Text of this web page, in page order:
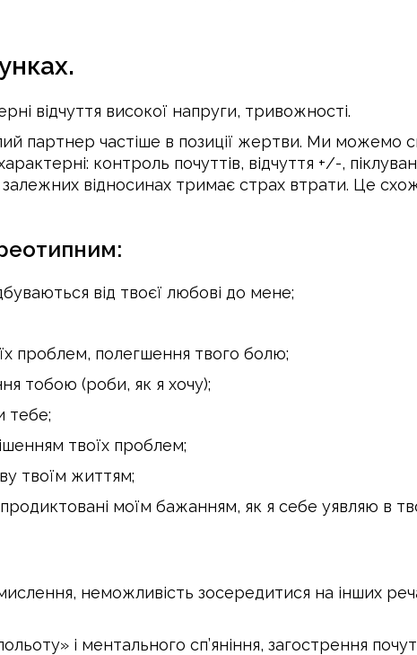
відчуття високої напруги, тривожності.
партнер частіше в позиції жертви. Ми можемо
контроль почуттів, відчуття +/-,
залежних відносинах тримає страх втрати. Це
від твоєї любові до мене;
проблем, полегшення твого болю;
тобою (роби, як я хочу);
тебе;
твоїх проблем;
твоїм життям;
моїм бажанням, як я себе уявляю в
неможливість зосередитися на інших
і ментального сп’яніння, загострення